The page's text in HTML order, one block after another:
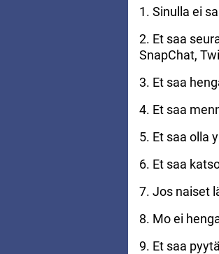
1. Sinulla ei
2. Et saa
SnapChat,
3. Et saa
4. Et saa
5. Et saa olla
6. Et saa
7. Jos naiset
8. Mo ei
9. Et saa